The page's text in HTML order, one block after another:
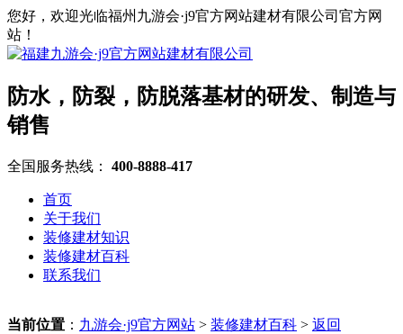
您好，欢迎光临福州九游会·j9官方网站建材有限公司官方网
站！
防水，防裂，防脱落基材的研发、制造与
销售
全国服务热线： 400-8888-417
首页
关于我们
装修建材知识
装修建材百科
联系我们
当前位置 ： 九游会·j9官方网站 > 装修建材百科 > 返回